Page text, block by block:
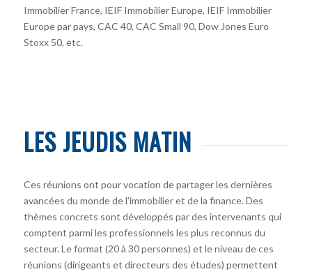
Immobilier France, IEIF Immobilier Europe, IEIF Immobilier
Europe par pays, CAC 40, CAC Small 90, Dow Jones Euro
Stoxx 50, etc.
LES JEUDIS MATIN
Ces réunions ont pour vocation de partager les dernières
avancées du monde de l’immobilier et de la finance. Des
thèmes concrets sont développés par des intervenants qui
comptent parmi les professionnels les plus reconnus du
secteur. Le format (20 à 30 personnes) et le niveau de ces
réunions (dirigeants et directeurs des études) permettent